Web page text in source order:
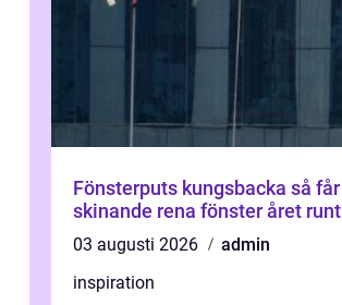
Fönsterputs kungsbacka så får du
skinande rena fönster året runt
03 augusti 2026
admin
inspiration